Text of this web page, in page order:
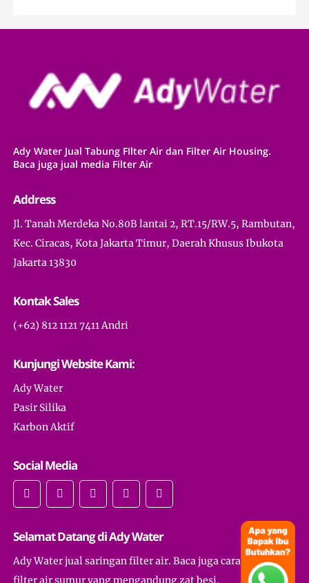
Ady Water Jual Tabung FIlter Air dan Filter Air Housing.
Baca juga jual media Filter Air
Address
Jl. Tanah Merdeka No.80B lantai 2, RT.15/RW.5, Rambutan,
Kec. Ciracas, Kota Jakarta Timur, Daerah Khusus Ibukota
Jakarta 13830
Kontak Sales
(+62) 812 1121 7411 Andri
Kunjungi Website Kami:
Ady Water
Pasir Silika
Karbon Aktif
Social Media
Selamat Datang di Ady Water
Ady Water jual saringan filter air. Baca juga cara membuat